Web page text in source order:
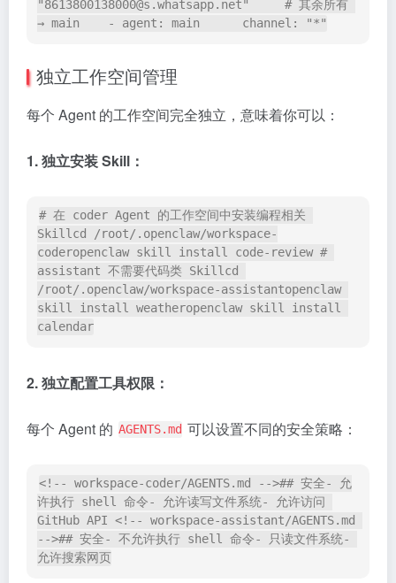
"8613800138000@s.whatsapp.net"     # 其余所有
→ main    - agent: main      channel: "*"
独立工作空间管理
每个 Agent 的工作空间完全独立，意味着你可以：
1. 独立安装 Skill：
# 在 coder Agent 的工作空间中安装编程相关
Skillcd /root/.openclaw/workspace-
coderopenclaw skill install code-review #
assistant 不需要代码类 Skillcd
/root/.openclaw/workspace-assistantopenclaw
skill install weatheropenclaw skill install
calendar
2. 独立配置工具权限：
每个 Agent 的 AGENTS.md 可以设置不同的安全策略：
<!-- workspace-coder/AGENTS.md -->## 安全- 允
许执行 shell 命令- 允许读写文件系统- 允许访问
GitHub API <!-- workspace-assistant/AGENTS.md
-->## 安全- 不允许执行 shell 命令- 只读文件系统-
允许搜索网页